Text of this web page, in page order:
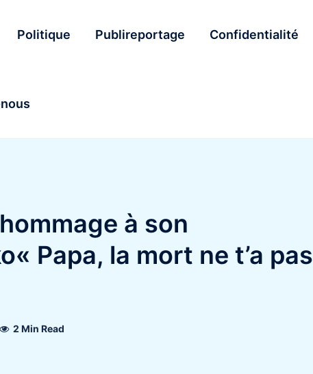
Politique Publireportage Confidentialité
à son
Papa, la mort ne t’a pas
2 Min Read